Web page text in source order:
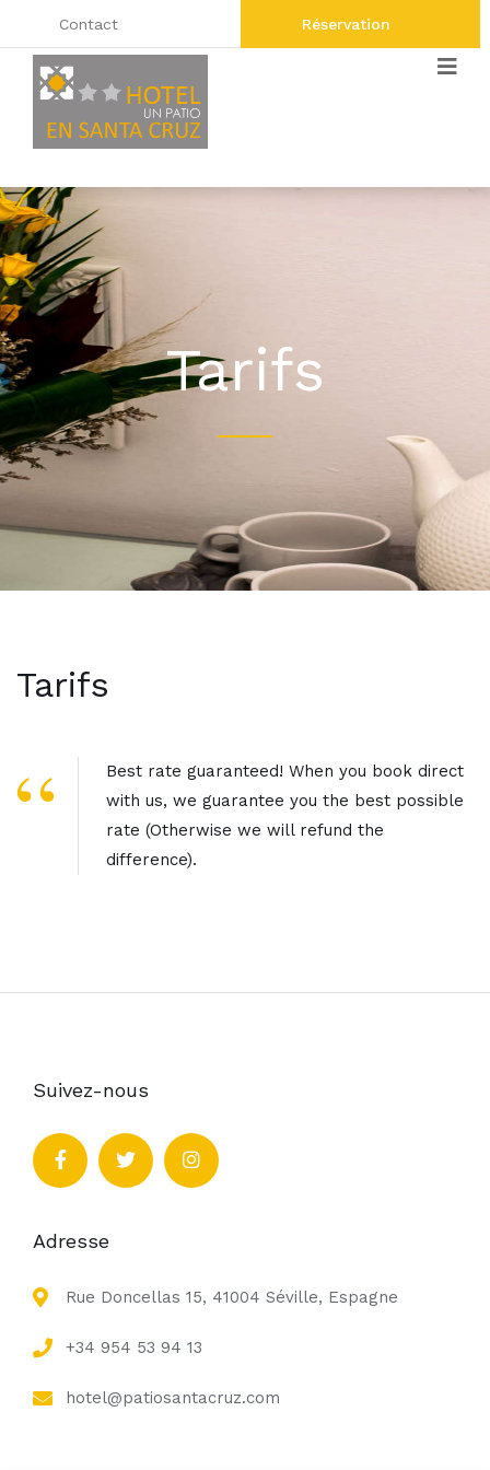
Contact Réservation
Tarifs
Tarifs
Best rate guaranteed! When you book direct
with us, we guarantee you the best possible
rate (Otherwise we will refund the
difference).
Suivez-nous
Adresse
Rue Doncellas 15, 41004 Séville, Espagne
+34 954 53 94 13
hotel@patiosantacruz.com